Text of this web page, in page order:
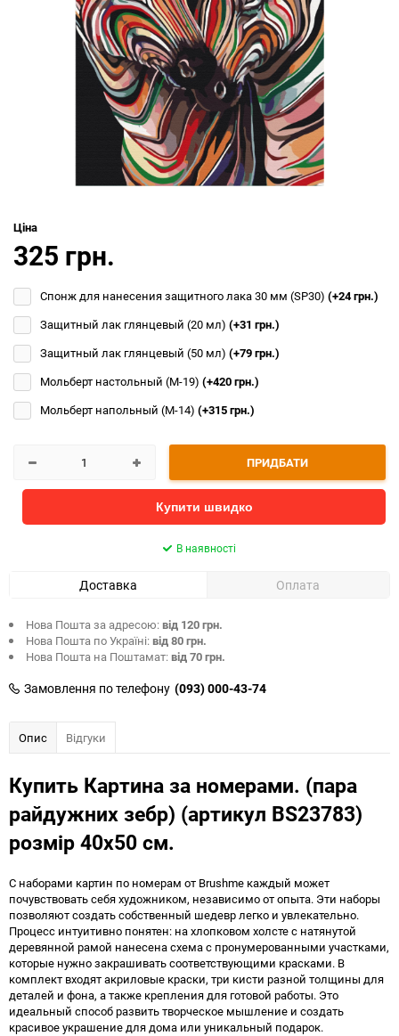
Ціна
325 грн.
Спонж для нанесения защитного лака 30 мм (SP30) (+24 грн.)
Защитный лак глянцевый (20 мл) (+31 грн.)
Защитный лак глянцевый (50 мл) (+79 грн.)
Мольберт настольный (М-19) (+420 грн.)
Мольберт напольный (М-14) (+315 грн.)
ПРИДБАТИ
Купити швидко
В наявності
Доставка Оплата
Нова Пошта за адресою:від 120 грн.
Нова Пошта по Україні:від 80 грн.
Нова Пошта на Поштамат:від 70 грн.
Замовлення по телефону (093) 000-43-74
Опис Відгуки
Купить Картина за номерами. (пара
райдужних зебр) (артикул BS23783)
розмір 40x50 см.
С наборами картин по номерам от Brushme каждый может
почувствовать себя художником, независимо от опыта. Эти наборы
позволяют создать собственный шедевр легко и увлекательно.
Процесс интуитивно понятен: на хлопковом холсте с натянутой
деревянной рамой нанесена схема с пронумерованными участками,
которые нужно закрашивать соответствующими красками. В
комплект входят акриловые краски, три кисти разной толщины для
деталей и фона, а также крепления для готовой работы. Это
идеальный способ развить творческое мышление и создать
красивое украшение для дома или уникальный подарок.